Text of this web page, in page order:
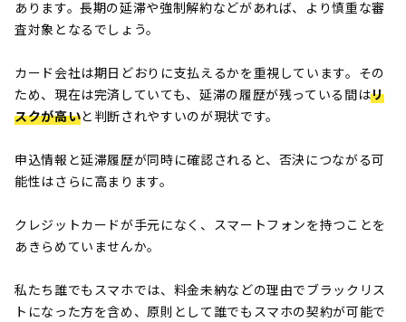
あります。長期の延滞や強制解約などがあれば、より慎重な審
査対象となるでしょう。
カード会社は期日どおりに支払えるかを重視しています。その
ため、現在は完済していても、延滞の履歴が残っている間はリ
スクが高いと判断されやすいのが現状です。
申込情報と延滞履歴が同時に確認されると、否決につながる可
能性はさらに高まります。
クレジットカードが手元になく、スマートフォンを持つことを
あきらめていませんか。
私たち誰でもスマホでは、料金未納などの理由でブラックリス
トになった方を含め、原則として誰でもスマホの契約が可能で